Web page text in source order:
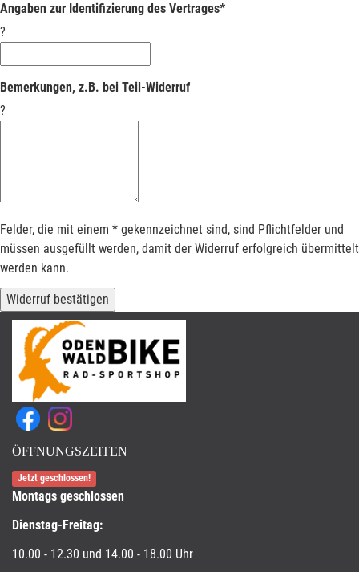
Angaben zur Identifizierung des Vertrages*
?
Bemerkungen, z.B. bei Teil-Widerruf
?
Felder, die mit einem * gekennzeichnet sind, sind Pflichtfelder und
müssen ausgefüllt werden, damit der Widerruf erfolgreich übermittelt
werden kann.
Widerruf bestätigen
ÖFFNUNGSZEITEN
Jetzt geschlossen!
Montags geschlossen
Dienstag-Freitag:
10.00 - 12.30 und 14.00 - 18.00 Uhr